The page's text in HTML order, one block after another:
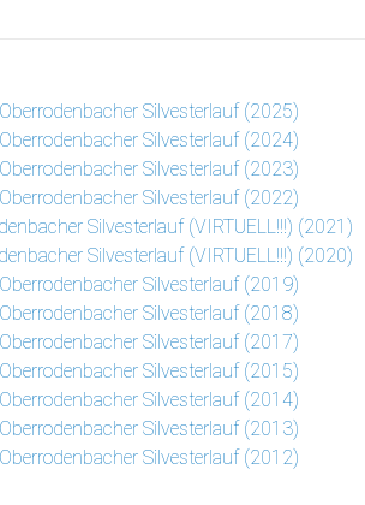
Silvesterlauf (2025)
Silvesterlauf (2024)
Silvesterlauf (2023)
Silvesterlauf (2022)
Silvesterlauf (VIRTUELL!!!) (2021)
Silvesterlauf (VIRTUELL!!!) (2020)
Silvesterlauf (2019)
Silvesterlauf (2018)
Silvesterlauf (2017)
Silvesterlauf (2015)
Silvesterlauf (2014)
Silvesterlauf (2013)
Silvesterlauf (2012)